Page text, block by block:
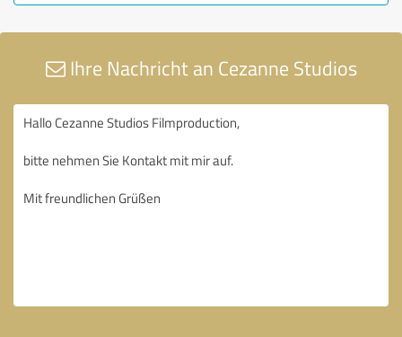
Ihre Nachricht an Cezanne Studios